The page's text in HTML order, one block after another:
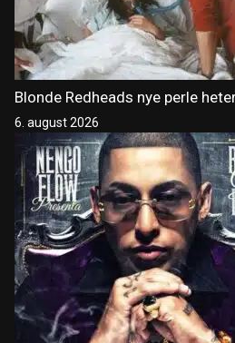
Blonde Redheads nye perle
6. august 2026